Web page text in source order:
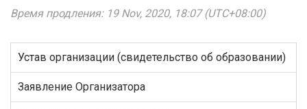
Время продления: 19 Nov, 2020, 18:07 (UTC+08:00)
Устав организации (свидетельство об образовании)
Заявление Организатора